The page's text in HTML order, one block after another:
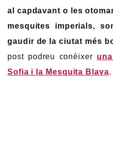
al capdavant o les
mesquites imperials,
gaudir de la ciutat més
post podreu conèixer
Sofia i la Mesquita Blava.